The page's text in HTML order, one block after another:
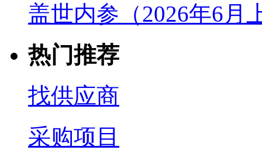
盖世内参（2026年6月
热门推荐
找供应商
采购项目